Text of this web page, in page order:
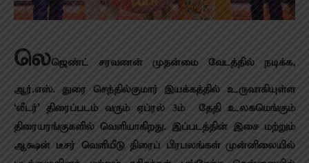
லெஜெண்ட் சரவணன் முதன்மை வேடத்தில் நடிக்க,
ஆர்.எஸ். துரை செந்தில்குமார் இயக்கத்தில் உருவாகியுள்ள
‘லீடர்’ திரைப்படம் வரும் ஏப்ரல் 3ம் தேதி உலகமெங்கும்
திரையரங்குகளில் வெளியாகிறது. இப்படத்தின் இசை மற்றும்
ஆக்ஷ‌ன் டீசர் வெளியீடு திரைப் பிரபலங்கள் முன்னிலையில்